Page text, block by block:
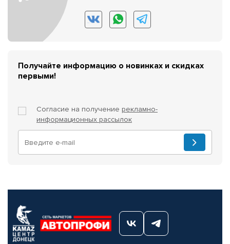
Получайте информацию о новинках и скидках
первыми!
Согласие на получение рекламно-
информационных рассылок